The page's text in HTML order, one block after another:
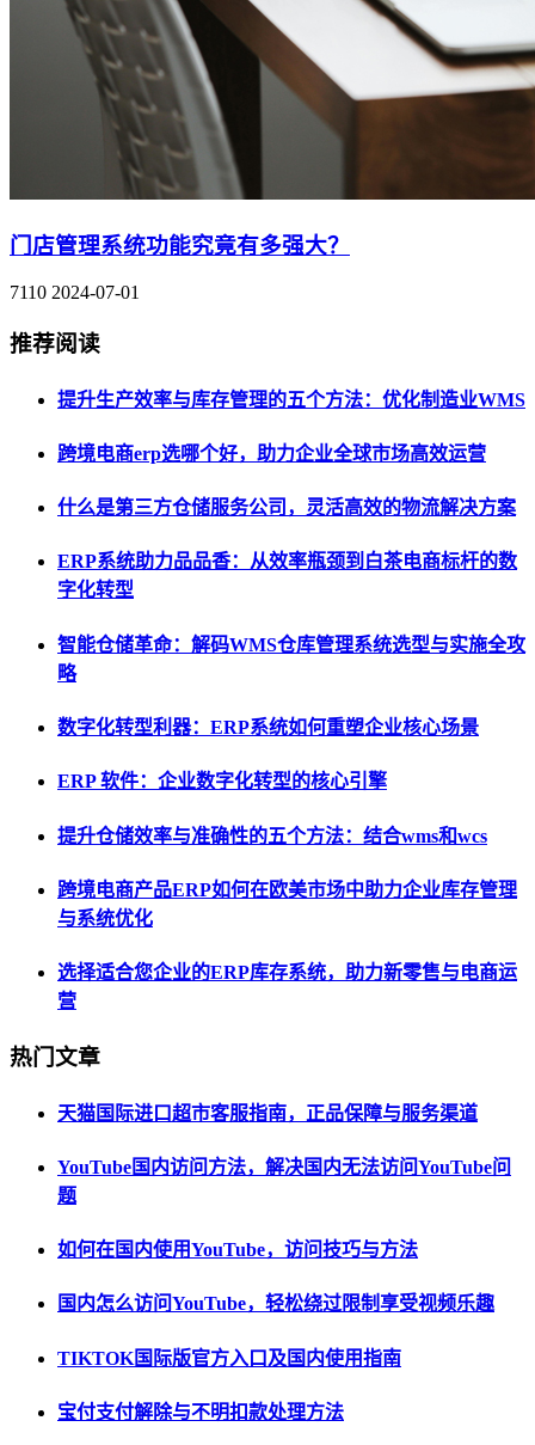
门店管理系统功能究竟有多强大？
7110 2024-07-01
推荐阅读
提升生产效率与库存管理的五个方法：优化制造业WMS
跨境电商erp选哪个好，助力企业全球市场高效运营
什么是第三方仓储服务公司，灵活高效的物流解决方案
ERP系统助力品品香：从效率瓶颈到白茶电商标杆的数
字化转型
智能仓储革命：解码WMS仓库管理系统选型与实施全攻
略
数字化转型利器：ERP系统如何重塑企业核心场景
ERP 软件：企业数字化转型的核心引擎
提升仓储效率与准确性的五个方法：结合wms和wcs
跨境电商产品ERP如何在欧美市场中助力企业库存管理
与系统优化
选择适合您企业的ERP库存系统，助力新零售与电商运
营
热门文章
天猫国际进口超市客服指南，正品保障与服务渠道
YouTube国内访问方法，解决国内无法访问YouTube问
题
如何在国内使用YouTube，访问技巧与方法
国内怎么访问YouTube，轻松绕过限制享受视频乐趣
TIKTOK国际版官方入口及国内使用指南
宝付支付解除与不明扣款处理方法